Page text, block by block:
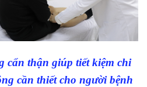
cẩn thận giúp tiết kiệm chi
cần thiết cho người bệnh